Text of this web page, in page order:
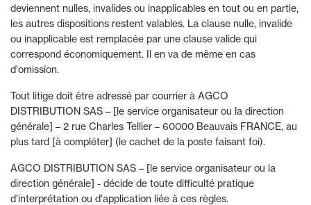
deviennent nulles, invalides ou inapplicables en tout ou en partie,
les autres dispositions restent valables. La clause nulle, invalide
ou inapplicable est remplacée par une clause valide qui
correspond économiquement. Il en va de même en cas
d'omission.
Tout litige doit être adressé par courrier à AGCO
DISTRIBUTION SAS – [le service organisateur ou la direction
générale] – 2 rue Charles Tellier – 60000 Beauvais FRANCE, au
plus tard [à compléter] (le cachet de la poste faisant foi).
AGCO DISTRIBUTION SAS – [le service organisateur ou la
direction générale] - décide de toute difficulté pratique
d'interprétation ou d'application liée à ces règles.